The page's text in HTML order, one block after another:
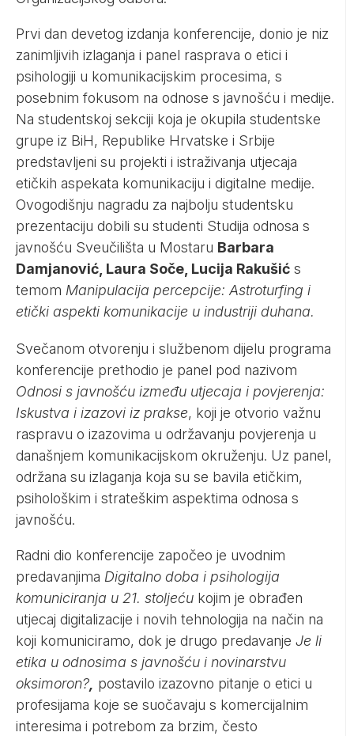
Prvi dan devetog izdanja konferencije, donio je niz
zanimljivih izlaganja i panel rasprava o etici i
psihologiji u komunikacijskim procesima, s
posebnim fokusom na odnose s javnošću i medije.
Na studentskoj sekciji koja je okupila studentske
grupe iz BiH, Republike Hrvatske i Srbije
predstavljeni su projekti i istraživanja utjecaja
etičkih aspekata komunikaciju i digitalne medije.
Ovogodišnju nagradu za najbolju studentsku
prezentaciju dobili su studenti Studija odnosa s
javnošću Sveučilišta u Mostaru Barbara
Damjanović, Laura Soče, Lucija Rakušić s
temom Manipulacija percepcije: Astroturfing i
etički aspekti komunikacije u industriji duhana.
Svečanom otvorenju i službenom dijelu programa
konferencije prethodio je panel pod nazivom
Odnosi s javnošću između utjecaja i povjerenja:
Iskustva i izazovi iz prakse, koji je otvorio važnu
raspravu o izazovima u održavanju povjerenja u
današnjem komunikacijskom okruženju. Uz panel,
održana su izlaganja koja su se bavila etičkim,
psihološkim i strateškim aspektima odnosa s
javnošću.
Radni dio konferencije započeo je uvodnim
predavanjima Digitalno doba i psihologija
komuniciranja u 21. stoljeću kojim je obrađen
utjecaj digitalizacije i novih tehnologija na način na
koji komuniciramo, dok je drugo predavanje Je li
etika u odnosima s javnošću i novinarstvu
oksimoron? postavilo izazovno pitanje o etici u
profesijama koje se suočavaju s komercijalnim
interesima i potrebom za brzim, često